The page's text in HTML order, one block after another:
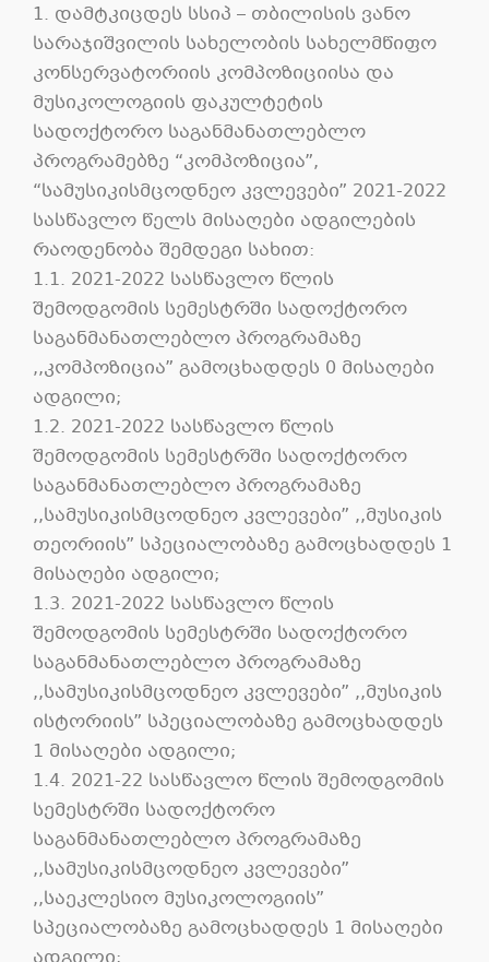
1. დამტკიცდეს სსიპ – თბილისის ვანო
სარაჯიშვილის სახელობის სახელმწიფო
კონსერვატორიის კომპოზიციისა და
მუსიკოლოგიის ფაკულტეტის
სადოქტორო საგანმანათლებლო
პროგრამებზე “კომპოზიცია”,
“სამუსიკისმცოდნეო კვლევები” 2021-2022
სასწავლო წელს მისაღები ადგილების
რაოდენობა შემდეგი სახით:
1.1. 2021-2022 სასწავლო წლის
შემოდგომის სემესტრში სადოქტორო
საგანმანათლებლო პროგრამაზე
,,კომპოზიცია” გამოცხადდეს 0 მისაღები
ადგილი;
1.2. 2021-2022 სასწავლო წლის
შემოდგომის სემესტრში სადოქტორო
საგანმანათლებლო პროგრამაზე
,,სამუსიკისმცოდნეო კვლევები” ,,მუსიკის
თეორიის” სპეციალობაზე გამოცხადდეს 1
მისაღები ადგილი;
1.3. 2021-2022 სასწავლო წლის
შემოდგომის სემესტრში სადოქტორო
საგანმანათლებლო პროგრამაზე
,,სამუსიკისმცოდნეო კვლევები” ,,მუსიკის
ისტორიის” სპეციალობაზე გამოცხადდეს
1 მისაღები ადგილი;
1.4. 2021-22 სასწავლო წლის შემოდგომის
სემესტრში სადოქტორო
საგანმანათლებლო პროგრამაზე
,,სამუსიკისმცოდნეო კვლევები”
,,საეკლესიო მუსიკოლოგიის”
სპეციალობაზე გამოცხადდეს 1 მისაღები